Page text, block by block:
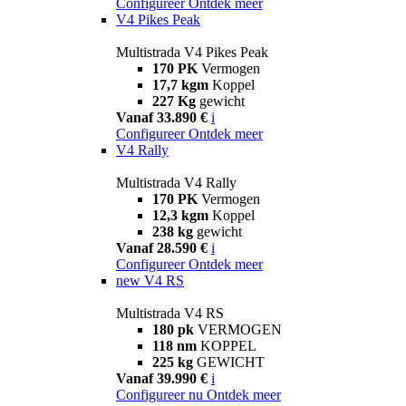
V4 Pikes Peak
Multistrada V4 Pikes Peak
170 PK Vermogen
17,7 kgm Koppel
227 Kg gewicht
Vanaf 33.890 € i
Configureer Ontdek meer
V4 Rally
Multistrada V4 Rally
170 PK Vermogen
12,3 kgm Koppel
238 kg gewicht
Vanaf 28.590 € i
Configureer Ontdek meer
new V4 RS
Multistrada V4 RS
180 pk VERMOGEN
118 nm KOPPEL
225 kg GEWICHT
Vanaf 39.990 € i
Configureer nu Ontdek meer